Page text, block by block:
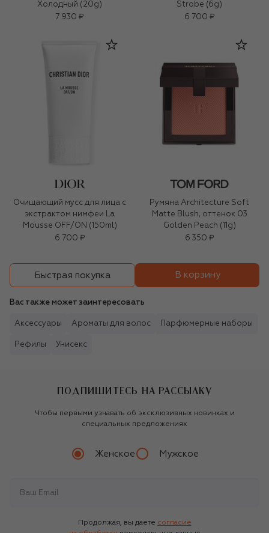
Холодный (20g)
7 930 ₽
Strobe (6g)
6 700 ₽
Очищающий мусс для лица с
экстрактом нимфеи La
Mousse OFF/ON (150ml)
6 700 ₽
Румяна Architecture Soft
Matte Blush, оттенок 03
Golden Peach (11g)
6 350 ₽
Быстрая покупка В корзину
Вас также может заинтересовать
Аксессуары Ароматы для волос Парфюмерные наборы
Рефилы Унисекс
ПОДПИШИТЕСЬ НА РАССЫЛКУ
Чтобы первыми узнавать об эксклюзивных новинках и
специальных предложениях
Женское Мужское
Продолжая, вы даете согласие